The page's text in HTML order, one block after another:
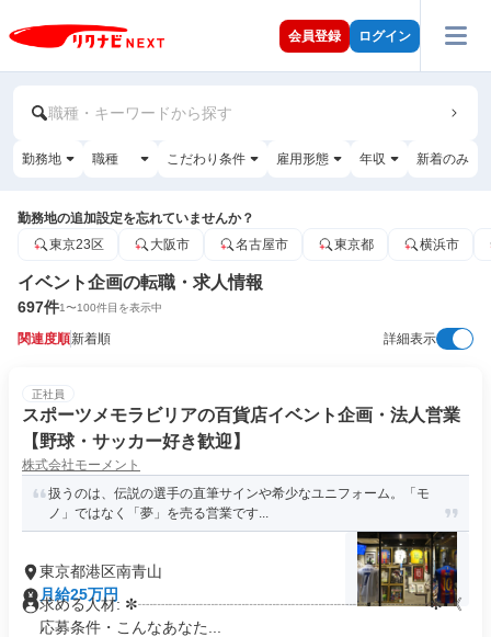
会員登録 ログイン
職種・キーワードから探す
勤務地 職種 こだわり条件 雇用形態 年収 新着のみ
勤務地の追加設定を忘れていませんか？
東京23区
大阪市 名古屋市 東京都 横浜市
イベント企画の転職・求人情報
697件1〜100件目を表示中
関連度順新着順 詳細表示
正社員
スポーツメモラビリアの百貨店イベント企画・法人営業
【野球・サッカー好き歓迎】
株式会社モーメント
扱うのは、伝説の選手の直筆サインや希少なユニフォーム。「モ
ノ」ではなく「夢」を売る営業です...
東京都港区南青山
月給25万円
求める人材: ✼┈┈┈┈┈┈┈┈┈┈┈┈┈┈┈┈┈┈┈✼ 《
応募条件・こんなあなた...